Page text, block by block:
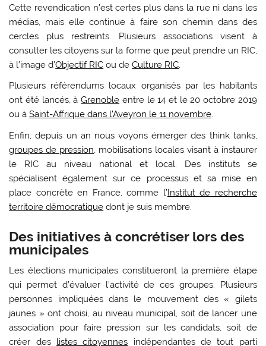
Cette revendication n’est certes plus dans la rue ni dans les
médias, mais elle continue à faire son chemin dans des
cercles plus restreints. Plusieurs associations visent à
consulter les citoyens sur la forme que peut prendre un RIC,
à l’image d’Objectif RIC ou deCulture RIC.
Plusieurs référendums locaux organisés par les habitants
ont été lancés, àGrenoble entre le 14 et le 20 octobre 2019
ou àSaint-Affrique dans l’Aveyron le 11 novembre.
Enfin, depuis un an nous voyons émerger des think tanks,
groupes de pression, mobilisations locales visant à instaurer
le RIC au niveau national et local. Des instituts se
spécialisent également sur ce processus et sa mise en
place concrète en France, comme l’Institut de recherche
territoire démocratique dont je suis membre.
Des initiatives à concrétiser lors des
municipales
Les élections municipales constitueront la première étape
qui permet d’évaluer l’activité de ces groupes. Plusieurs
personnes impliquées dans le mouvement des « gilets
jaunes » ont choisi, au niveau municipal, soit de lancer une
association pour faire pression sur les candidats, soit de
créer des listes citoyennes indépendantes de tout parti